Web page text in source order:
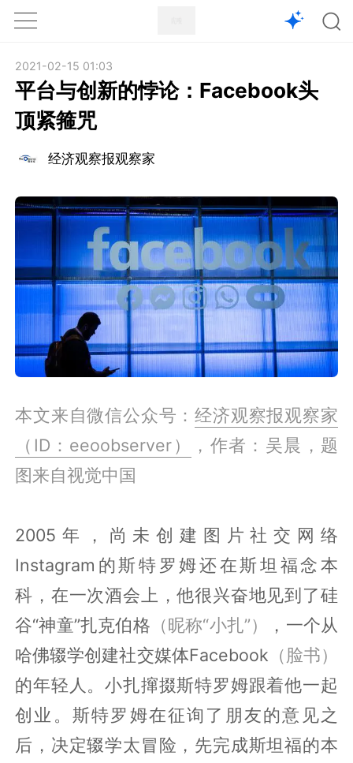
1X
2021-02-15 01:03
平台与创新的悖论：Facebook头
顶紧箍咒
经济观察报观察家
本文来自微信公众号：经济观察报观察家
（ID：eeoobserver）
，作者：吴晨， 题
图来自视觉中国
2005年，尚未创建图片社交网络
Instagram的斯特罗姆还在斯坦福念本
科，在一次酒会上，他很兴奋地见到了硅
谷“神童”扎克伯格 （昵称“小扎”）
，一个从
哈佛辍学创建社交媒体Facebook （脸书）
的年轻人。小扎撺掇斯特罗姆跟着他一起
创业。斯特罗姆在征询了朋友的意见之
后，决定辍学太冒险，先完成斯坦福的本